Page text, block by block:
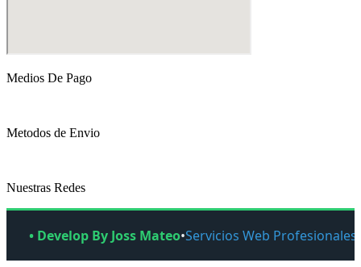
Medios De Pago
Metodos de Envio
Nuestras Redes
• Develop By Joss Mateo•Servicios Web Profesionales